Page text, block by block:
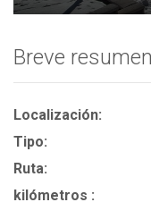
Breve resumen
Localización:
Tipo:
Ruta:
kilómetros :